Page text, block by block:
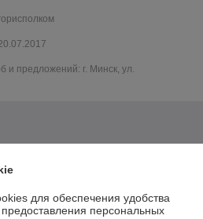
и предложений: г. Минск, ул.
для обеспечения удобства
персональных